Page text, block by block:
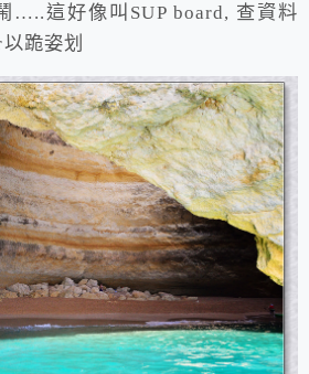
…..這好像叫SUP board, 查資料
跪姿划